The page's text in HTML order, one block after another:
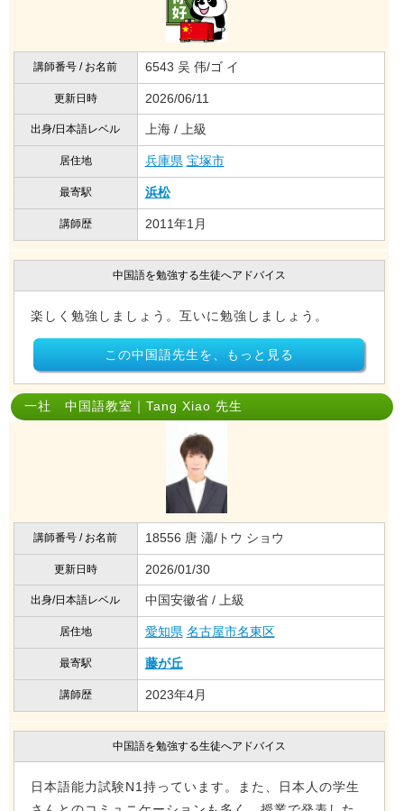
講師番号 / お名前 6543 吴 伟/ゴ イ
更新日時 2026/06/11
出身/日本語レベル 上海 / 上級
居住地 兵庫県 宝塚市
最寄駅 浜松
講師歴 2011年1月
中国語を勉強する生徒へアドバイス
楽しく勉強しましょう。互いに勉強しましょう。
この中国語先生を、もっと見る
一社 中国語教室｜Tang Xiao 先生
講師番号 / お名前 18556 唐 瀟/トウ ショウ
更新日時 2026/01/30
出身/日本語レベル 中国安徽省 / 上級
居住地 愛知県 名古屋市名東区
最寄駅 藤が丘
講師歴 2023年4月
中国語を勉強する生徒へアドバイス
日本語能力試験N1持っています。また、日本人の学生